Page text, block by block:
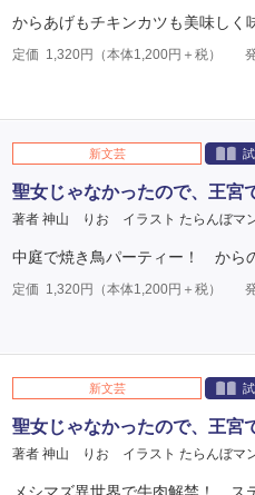
からあげもチキンカツも美味し
定価 1,320円（本体1,200円＋税）
新文芸
聖女じゃなかったので、王宮
著者 神山 りお イラスト たらんぼマ
中庭で焼き鳥パーティー！ から
定価 1,320円（本体1,200円＋税）
新文芸
聖女じゃなかったので、王宮
著者 神山 りお イラスト たらんぼマ
メシマズ異世界で牛肉解禁！ ス